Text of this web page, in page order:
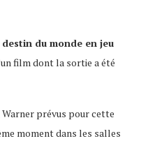
du monde en jeu
film dont la sortie a été
prévus pour cette
moment dans les salles